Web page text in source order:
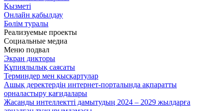
Қызметі
Онлайн қабылдау
Бөлім туралы
Реализуемые проекты
Социальные медиа
Меню подвал
Экран дикторы
Құпиялылық саясаты
Терминдер мен қысқартулар
Ашық деректердің интернет-порталында ақпаратты
орналастыру қағидалары
Жасанды интеллектті дамытудың 2024 – 2029 жылдарға